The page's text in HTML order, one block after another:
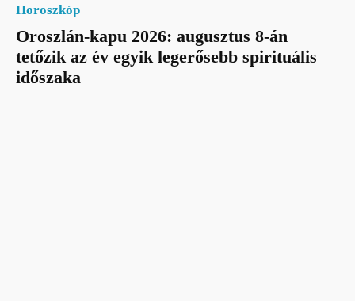
Horoszkóp
Oroszlán-kapu 2026: augusztus 8-án
tetőzik az év egyik legerősebb spirituális
időszaka